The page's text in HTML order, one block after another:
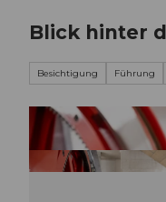
Blick hinter
Besichtigung Führung